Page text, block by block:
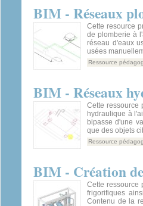
BIM - Réseaux
Cette resource
de plomberie à
réseau d'eaux
usées
Ressource
BIM - Réseaux
Cette ressource
hydraulique à
bipasse d'une
que des objets
Ressource
BIM - Création
Cette ressource
frigorifiques
Contenu de la